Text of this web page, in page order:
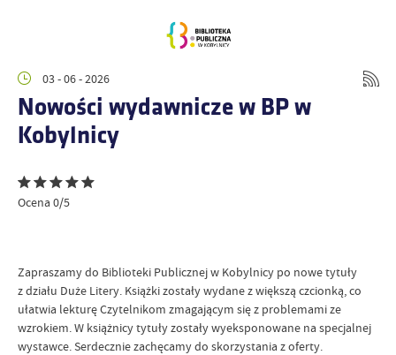
03 - 06 - 2026
Nowości wydawnicze w BP w
Kobylnicy
Ocena 0/5
Zapraszamy do Biblioteki Publicznej w Kobylnicy po nowe tytuły
z działu Duże Litery. Książki zostały wydane z większą czcionką, co
ułatwia lekturę Czytelnikom zmagającym się z problemami ze
wzrokiem. W książnicy tytuły zostały wyeksponowane na specjalnej
wystawce. Serdecznie zachęcamy do skorzystania z oferty.